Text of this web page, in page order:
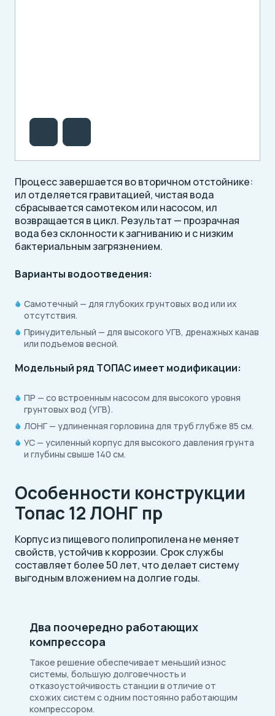
Процесс завершается во вторичном отстойнике:
ил отделяется гравитацией, чистая вода
сбрасывается самотеком или насосом, ил
возвращается в цикл. Результат — прозрачная
вода без склонности к загниванию и с низким
бактериальным загрязнением.
Варианты водоотведения:
Самотечный — для глубоких грунтовых вод или их
отсутствия.
Принудительный — для высокого УГВ, дренажных канав
или подъемов весной.
Модельный ряд ТОПАС имеет модификации:
ПР — со встроенным насосом для высокого уровня
грунтовых вод (УГВ).
ЛОНГ — удлиненная горловина для труб глубже 85 см.
УС — усиленный корпус для высокого давления грунта
и глубины свыше 140 см.
Особенности конструкции
Топас 12 ЛОНГ пр
Корпус из пищевого полипропилена не меняет
свойств, устойчив к коррозии. Срок службы
составляет более 50 лет, что делает систему
выгодным вложением на долгие годы.
Два поочередно работающих
компрессора
Такое решение обеспечивает меньший износ
системы, большую долговечность и
отказоустойчивость станции в отличие от
схожих систем с одним постоянно работающим
компрессором.